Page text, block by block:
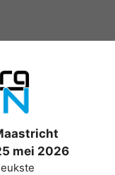
mei 2026